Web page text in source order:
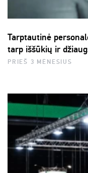
Tarptautinė
tarp iššūkių ir
PRIEŠ 3 MĖNESIUS